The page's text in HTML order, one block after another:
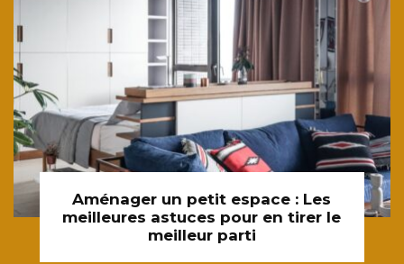
Aménager un petit espace : Les
meilleures astuces pour en tirer le
meilleur parti